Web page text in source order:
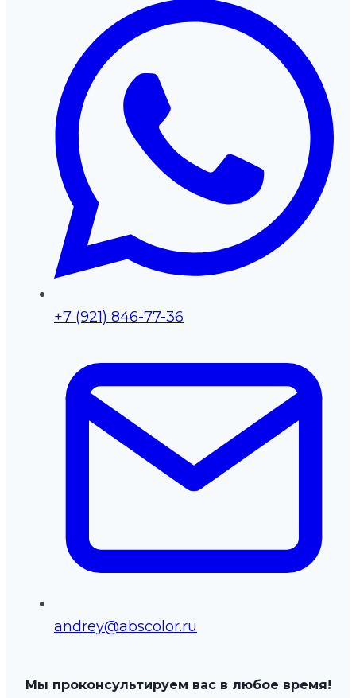
+7 (921) 846-77-36
andrey@abscolor.ru
Мы проконсультируем вас в любое время!